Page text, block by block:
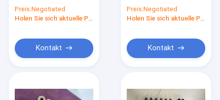
1044409 104-4409
für Bagger E245B
Preis:Negotiated
Holen Sie sich aktuelle Preis
Kontakt
sechs für Gewicht
des Bagger-PC400-5
Preis:Negotiated
Holen Sie sich aktuelle Preis
Kontakt